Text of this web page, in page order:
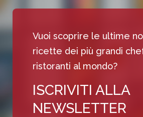
Vuoi scoprire le ultime
ricette dei più grandi
ristoranti al mondo?
ISCRIVITI ALLA
NEWSLETTER